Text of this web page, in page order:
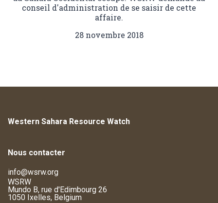
conseil d'administration de se saisir de cette
affaire.
28 novembre 2018
Western Sahara Resource Watch
Nous contacter
info@wsrw.org
WSRW
Mundo B, rue d'Edimbourg 26
1050 Ixelles, Belgium